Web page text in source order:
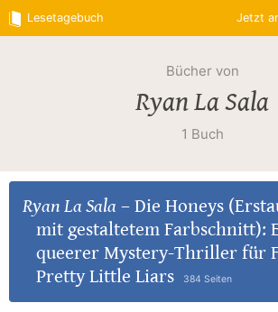
Lesetagebuch Jetzt
Bücher von
Ryan La Sala
1 Buch
Ryan La Sala – Die Honeys
mit gestaltetem Farbschnitt):
queerer Mystery-Thriller für
Pretty Little Liars
384 Seiten